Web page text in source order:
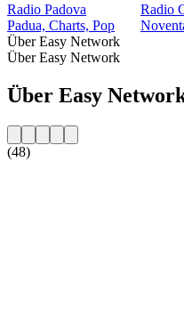
Radio Padova
Padua, Charts, Pop
Radio
Über Easy Network
Über Easy Network
Über Easy
(48)